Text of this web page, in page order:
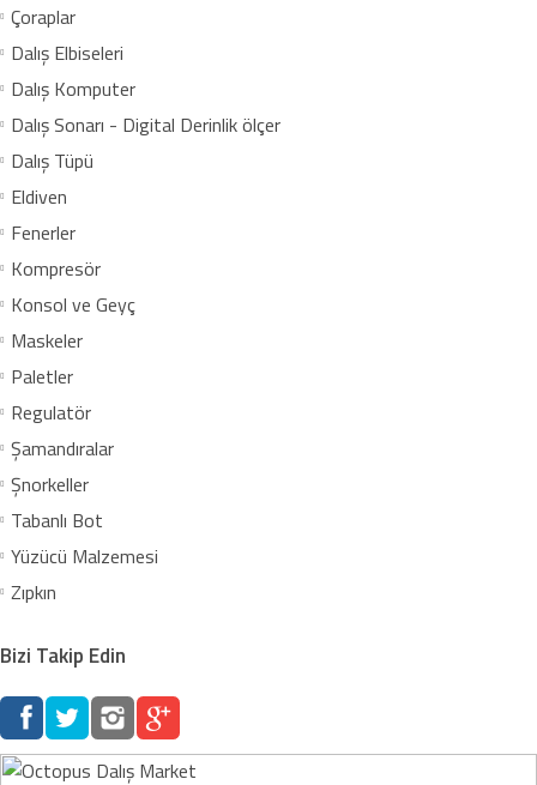
Çoraplar
Dalış Elbiseleri
Dalış Komputer
Dalış Sonarı - Digital Derinlik ölçer
Dalış Tüpü
Eldiven
Fenerler
Kompresör
Konsol ve Geyç
Maskeler
Paletler
Regulatör
Şamandıralar
Şnorkeller
Tabanlı Bot
Yüzücü Malzemesi
Zıpkın
Bizi Takip Edin